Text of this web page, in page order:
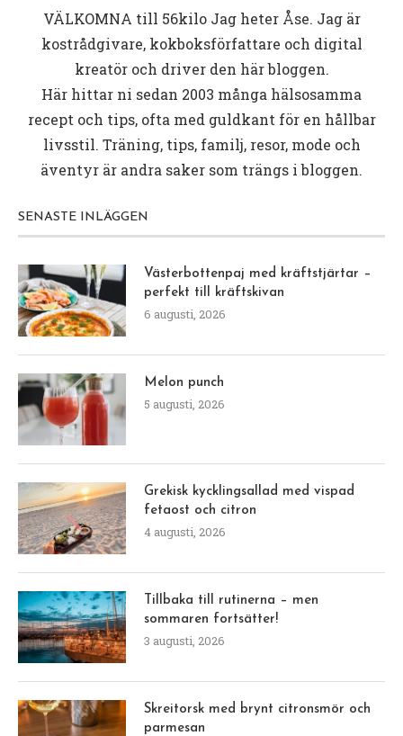
VÄLKOMNA till 56kiloJag heter Åse. Jag är
kostrådgivare, kokboksförfattare och digital
kreatör och driver den här bloggen.
Här hittar ni sedan 2003 många hälsosamma
recept och tips, ofta med guldkant för en hållbar
livsstil. Träning, tips, familj, resor, mode och
äventyr är andra saker som trängs i bloggen.
SENASTE INLÄGGEN
Västerbottenpaj med kräftstjärtar –
perfekt till kräftskivan
6 augusti, 2026
Melon punch
5 augusti, 2026
Grekisk kycklingsallad med vispad
fetaost och citron
4 augusti, 2026
Tillbaka till rutinerna – men
sommaren fortsätter!
3 augusti, 2026
Skreitorsk med brynt citronsmör och
parmesan